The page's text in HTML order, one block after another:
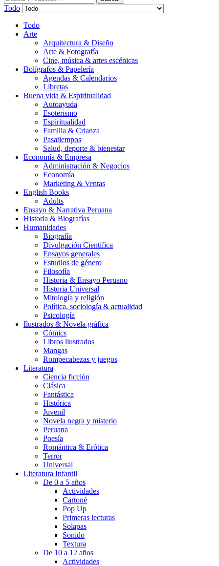
Todo
Todo
Arte
Arquitectura & Diseño
Arte & Fotografía
Cine, música & artes escénicas
Bolígrafos & Papelería
Agendas & Calendarios
Libretas
Buena vida & Espiritualidad
Autoayuda
Esoterismo
Espiritualidad
Familia & Crianza
Pasatiempos
Salud, deporte & bienestar
Economía & Empresa
Administración & Negocios
Economía
Marketing & Ventas
English Books
Adults
Ensayo & Narrativa Peruana
Historia & Biografías
Humanidades
Biografía
Divulgación Científica
Ensayos generales
Estudios de género
Filosofía
Historia & Ensayo Peruano
Historia Universal
Mitología y religión
Política, sociología & actualidad
Psicología
Ilustrados & Novela gráfica
Cómics
Libros ilustrados
Mangas
Rompecabezas y juegos
Literatura
Ciencia ficción
Clásica
Fantástica
Histórica
Juvenil
Novela negra y misterio
Peruana
Poesía
Romántica & Erótica
Terror
Universal
Literatura Infantil
De 0 a 5 años
Actividades
Cartoné
Pop Up
Primeras lecturas
Solapas
Sonido
Textura
De 10 a 12 años
Actividades